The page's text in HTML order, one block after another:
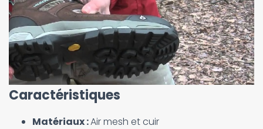
Caractéristiques
Matériaux :Air mesh et cuir